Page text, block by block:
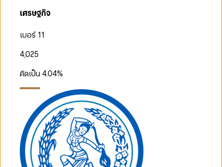
เศรษฐกิจ
เบอร์ 11
4,025
คิดเป็น4.04%